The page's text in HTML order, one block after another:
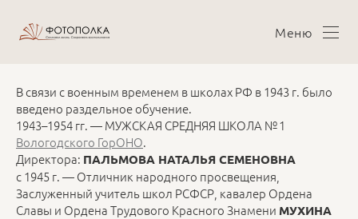
Меню
В связи с военным временем в школах РФ в 1943 г. было
введено раздельное обучение.
1943–1954 гг. — МУЖСКАЯ СРЕДНЯЯ ШКОЛА № 1
Вологодского ГорОНО.
Директора: ПАЛЬМОВА НАТАЛЬЯ СЕМЕНОВНА
с 1945 г. — Отличник народного просвещения,
Заслуженный учитель школ РСФСР, кавалер Ордена
Славы и Ордена Трудового Красного Знамени МУХИНА